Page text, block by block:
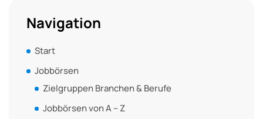
Navigation
Start
Jobbörsen
Zielgruppen Branchen & Berufe
Jobbörsen von A – Z